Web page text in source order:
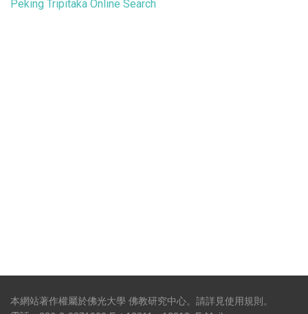
Peking Tripitaka Online Search
本網站著作權屬於佛光大學 佛教研究中心。請詳見使用規則 。